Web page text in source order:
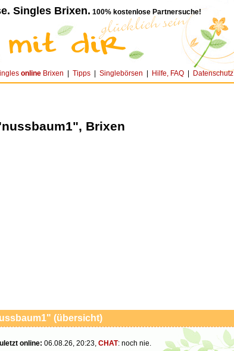
Singles Brixen. 100% kostenlose Partnersuche!
online Brixen Tipps Singlebörsen Hilfe, FAQ Datenschutz
Brixen
(übersicht)
online: 06.08.26, 20:23, CHAT: noch nie.